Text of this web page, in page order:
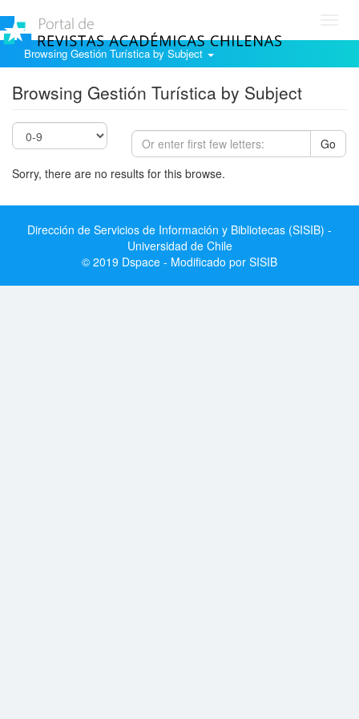
Browsing Gestión Turística by Subject
Browsing Gestión Turística by Subject
Go
Sorry, there are no results for this browse.
Dirección de Servicios de Información y Bibliotecas (SISIB) -
Universidad de Chile
© 2019 Dspace - Modificado por SISIB